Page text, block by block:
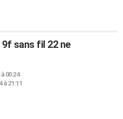
sans fil 22 ne
00:24
à 21:11